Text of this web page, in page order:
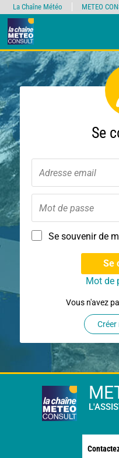
Se
Se souvenir de
Se
Mot de
Vous n'avez
La Chaîne Météo METEO